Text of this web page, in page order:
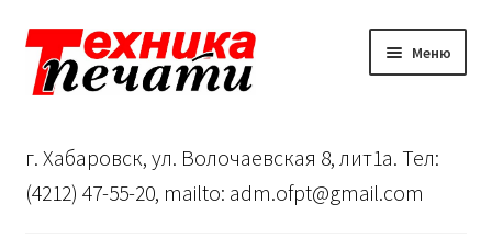
Перейти
навигации
Перейти
содержимому
Меню
Сервисный центр
г. Хабаровск, ул. Волочаевская 8, лит1а. Тел:
(4212) 47-55-20, mailto: adm.ofpt@gmail.com